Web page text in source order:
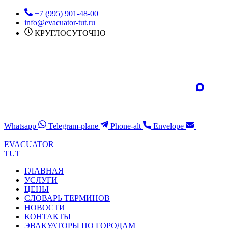
Перейти
содержимому
+7 (995) 901-48-00
info@evacuator-tut.ru
КРУГЛОСУТОЧНО
Whatsapp Telegram-plane Phone-alt Envelope
EVACUATOR
TUT
ГЛАВНАЯ
УСЛУГИ
ЦЕНЫ
СЛОВАРЬ ТЕРМИНОВ
НОВОСТИ
КОНТАКТЫ
ЭВАКУАТОРЫ ПО ГОРОДАМ